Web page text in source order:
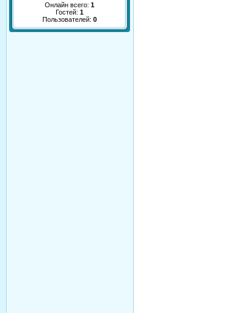
Онлайн всего: 1
Гостей: 1
Пользователей: 0